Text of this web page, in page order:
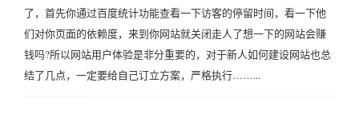
了，首先你通过百度统计功能查看一下访客的停留时间，看一下他
们对你页面的依赖度，来到你网站就关闭走人了想一下的网站会赚
钱吗?所以网站用户体验是非分重要的，对于新人如何建设网站也总
结了几点，一定要给自己订立方案，严格执行……...